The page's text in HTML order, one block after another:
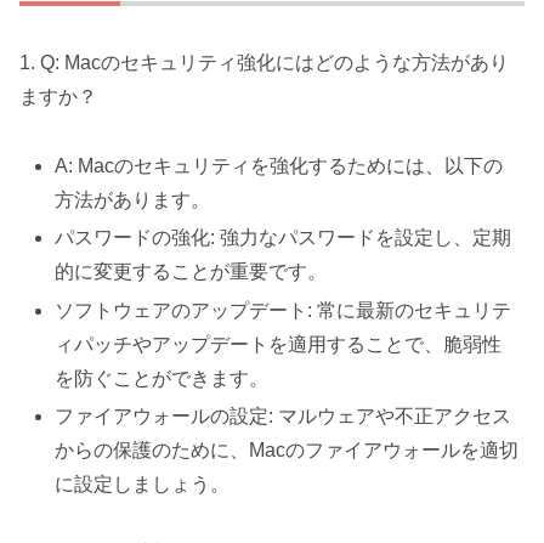
1. Q: Macのセキュリティ強化にはどのような方法があり
ますか？
A: Macのセキュリティを強化するためには、以下の
方法があります。
パスワードの強化: 強力なパスワードを設定し、定期
的に変更することが重要です。
ソフトウェアのアップデート: 常に最新のセキュリテ
ィパッチやアップデートを適用することで、脆弱性
を防ぐことができます。
ファイアウォールの設定: マルウェアや不正アクセス
からの保護のために、Macのファイアウォールを適切
に設定しましょう。